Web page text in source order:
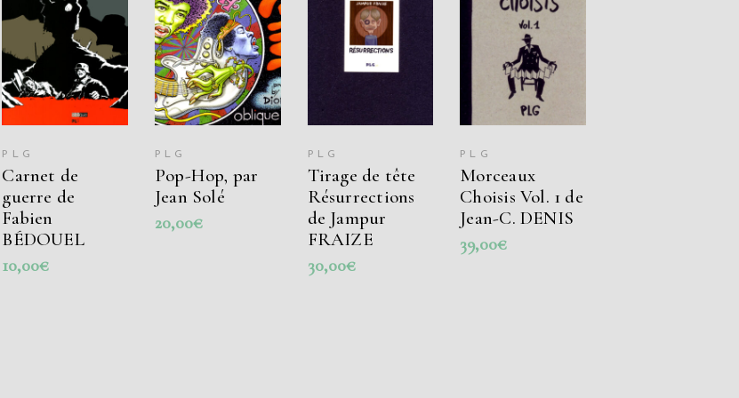
AJOUTER AU
PANIER
PLG
Carnet de
guerre de
Fabien
BÉDOUEL
10,00€
AJOUTER AU
PANIER
PLG
Pop-Hop, par
Jean Solé
20,00€
AJOUTER AU
PANIER
PLG
Tirage de tête
Résurrections
de Jampur
FRAIZE
30,00€
AJOUTER AU
PANIER
PLG
Morceaux
Choisis Vol. 1 de
Jean-C. DENIS
39,00€